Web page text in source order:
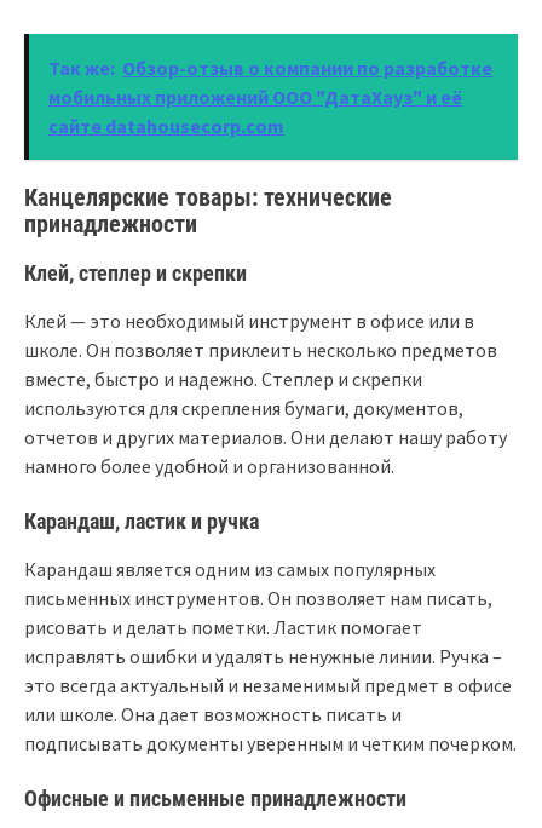
Так же: Обзор-отзыв о компании по разработке
мобильных приложений ООО "ДатаХауз" и её
сайте datahousecorp.com
Канцелярские товары: технические
принадлежности
Клей, степлер и скрепки
Клей — это необходимый инструмент в офисе или в
школе. Он позволяет приклеить несколько предметов
вместе, быстро и надежно. Степлер и скрепки
используются для скрепления бумаги, документов,
отчетов и других материалов. Они делают нашу работу
намного более удобной и организованной.
Карандаш, ластик и ручка
Карандаш является одним из самых популярных
письменных инструментов. Он позволяет нам писать,
рисовать и делать пометки. Ластик помогает
исправлять ошибки и удалять ненужные линии. Ручка –
это всегда актуальный и незаменимый предмет в офисе
или школе. Она дает возможность писать и
подписывать документы уверенным и четким почерком.
Офисные и письменные принадлежности